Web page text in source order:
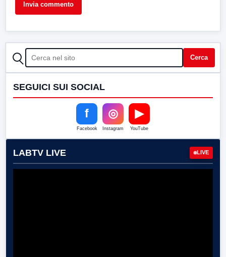
CERCA Cerca
SEGUICI SUI SOCIAL
f
Facebook
◎
Instagram
▶
YouTube
LABTV LIVE LIVE